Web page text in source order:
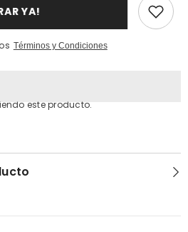
YA!
Términos y Condiciones
este producto.